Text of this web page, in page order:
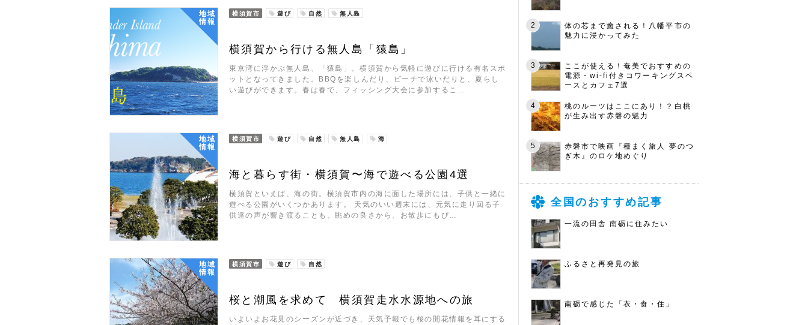
地域
情報
横須賀市 遊び 自然 無人島
横須賀から行ける無人島「猿島」
東京湾に浮かぶ無人島、「猿島」。横須賀から気軽に遊びに行ける有名スポ
ットとなってきました。BBQを楽しんだり、ビーチで泳いだりと、夏らし
い遊びができます。春は春で、フィッシング大会に参加するこ…
地域
情報
横須賀市 遊び 自然 無人島 海
海と暮らす街・横須賀〜海で遊べる公園4選
横須賀といえば、海の街。横須賀市内の海に面した場所には、子供と一緒に
遊べる公園がいくつかあります。 天気のいい週末には、元気に走り回る子
供達の声が響き渡ることも。眺めの良さから、お散歩にもぴ…
地域
情報
横須賀市 遊び 自然
桜と潮風を求めて 横須賀走水水源地への旅
いよいよお花見のシーズンが近づき、天気予報でも桜の開花情報を耳にする
体の芯まで癒される！八幡平市の
魅力に浸かってみた
ここが使える！奄美でおすすめの
電源・wi-fi付きコワーキングスペ
ースとカフェ7選
桃のルーツはここにあり！？白桃
が生み出す赤磐の魅力
赤磐市で映画『種まく旅人 夢のつ
ぎ木』のロケ地めぐり
全国のおすすめ記事
一流の田舎 南砺に住みたい
ふるさと再発見の旅
南砺で感じた「衣・食・住」